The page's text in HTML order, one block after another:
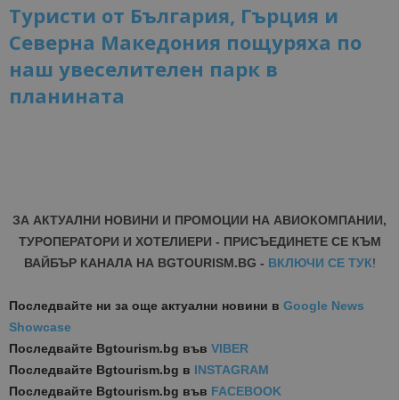
Туристи от България, Гърция и
Северна Македония пощуряха по
наш увеселителен парк в
планината
ЗА АКТУАЛНИ НОВИНИ И ПРОМОЦИИ НА АВИОКОМПАНИИ,
ТУРОПЕРАТОРИ И ХОТЕЛИЕРИ - ПРИСЪЕДИНЕТЕ СЕ КЪМ
ВАЙБЪР КАНАЛА НА BGTOURISM.BG - ВКЛЮЧИ СЕ ТУК!
Последвайте ни за още актуални новини в Google News
Showcase
Последвайте Bgtourism.bg във VIBER
Последвайте Bgtourism.bg в INSTAGRAM
Последвайте Bgtourism.bg във FACEBOOK